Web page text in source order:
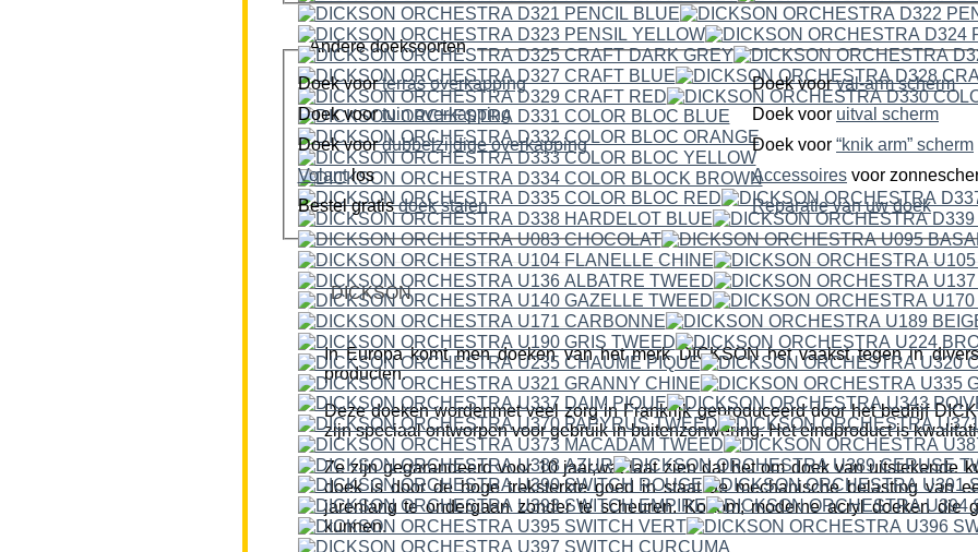
Andere doeksoorten
Doek voorterras overkapping Doek voor
val-arm scherm
Doek voor
tuin overkapping Doek voor
uitval scherm
Doek voor
dubbelzijdige overkapping Doek voor
“knik arm” scherm
Volantlos Accessoires voor
Bestel gratis doek stalen Reparatie van uw doek
DICKSON
In Europa komt men doeken van het merk DICKSON het vaakst tegen in
producten.
Deze doeken wordenmet veel zorg in Frankrijk geproduceerd door het bedrijf
zijn speciaal ontworpen voor gebruik in buitenzonwering. Het eindproduct is
Ze zijn gegarandeerd voor 10 jaar,wat laat zien dat het om doek van uitstekende
doek is door de hoge treksterkte goed in staat de mechanische belasting van
jarenlang te ondergaan zonder te scheuren. Kortom; moderne acryl doeken die
kunnen.